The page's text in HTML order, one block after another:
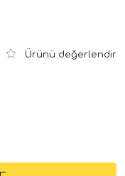
Ürünü değerlendir